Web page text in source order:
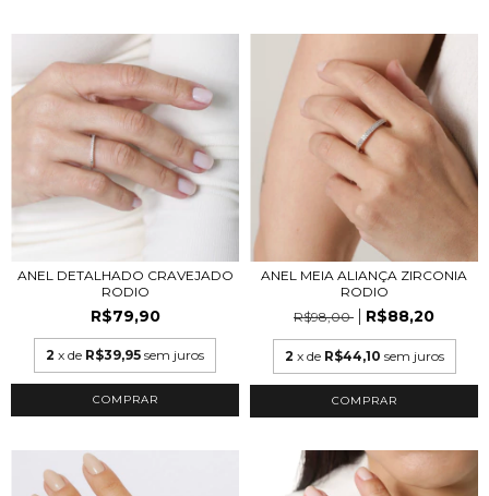
ANEL DETALHADO CRAVEJADO
RODIO
R$79,90
2 x de R$39,95 sem juros
COMPRAR
ANEL MEIA ALIANÇA ZIRCONIA
RODIO
R$98,00
R$88,20
2 x de R$44,10 sem juros
COMPRAR